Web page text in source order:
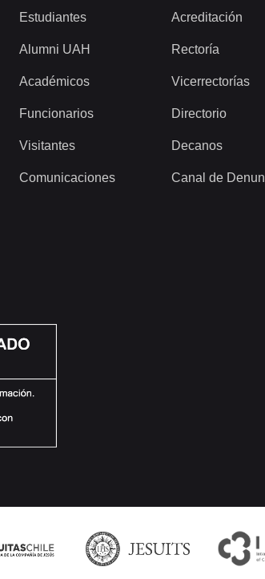
Estudiantes
Alumni UAH
Académicos
Funcionarios
Visitantes
Comunicaciones
Acreditación
Rectoría
Vicerrectorías
Directorio
Decanos
Canal de